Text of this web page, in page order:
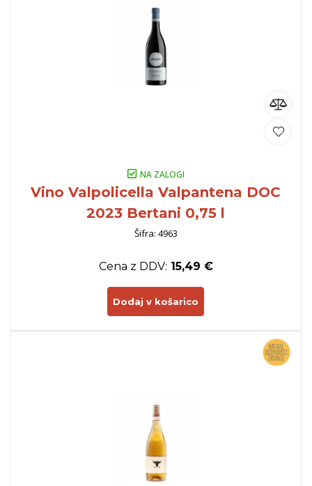
NA ZALOGI
Vino Valpolicella Valpantena DOC
2023 Bertani 0,75 l
Šifra: 4963
Cena z DDV: 15,49 €
Dodaj v košarico